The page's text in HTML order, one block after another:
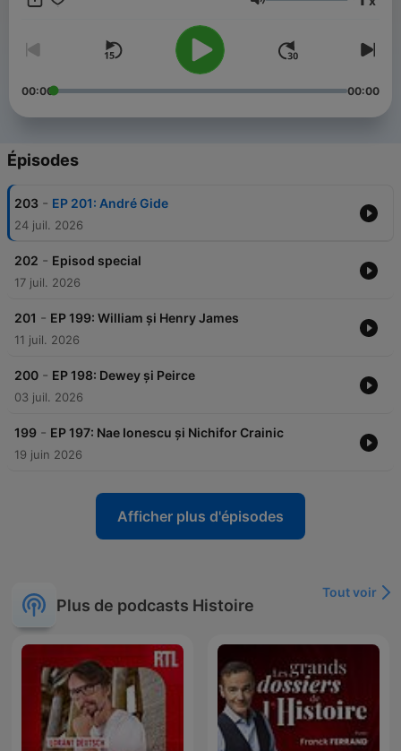
Volume
00:00 00:00
Épisodes
203 - EP 201: André Gide
24 juil. 2026
202 - Episod special
17 juil. 2026
201 - EP 199: William și Henry James
11 juil. 2026
200 - EP 198: Dewey și Peirce
03 juil. 2026
199 - EP 197: Nae Ionescu și Nichifor Crainic
19 juin 2026
Afficher plus d'épisodes
Plus de podcasts Histoire
Tout voir